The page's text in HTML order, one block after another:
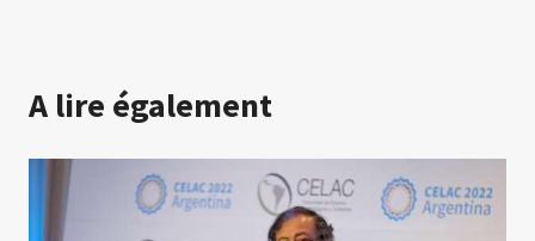
A lire également